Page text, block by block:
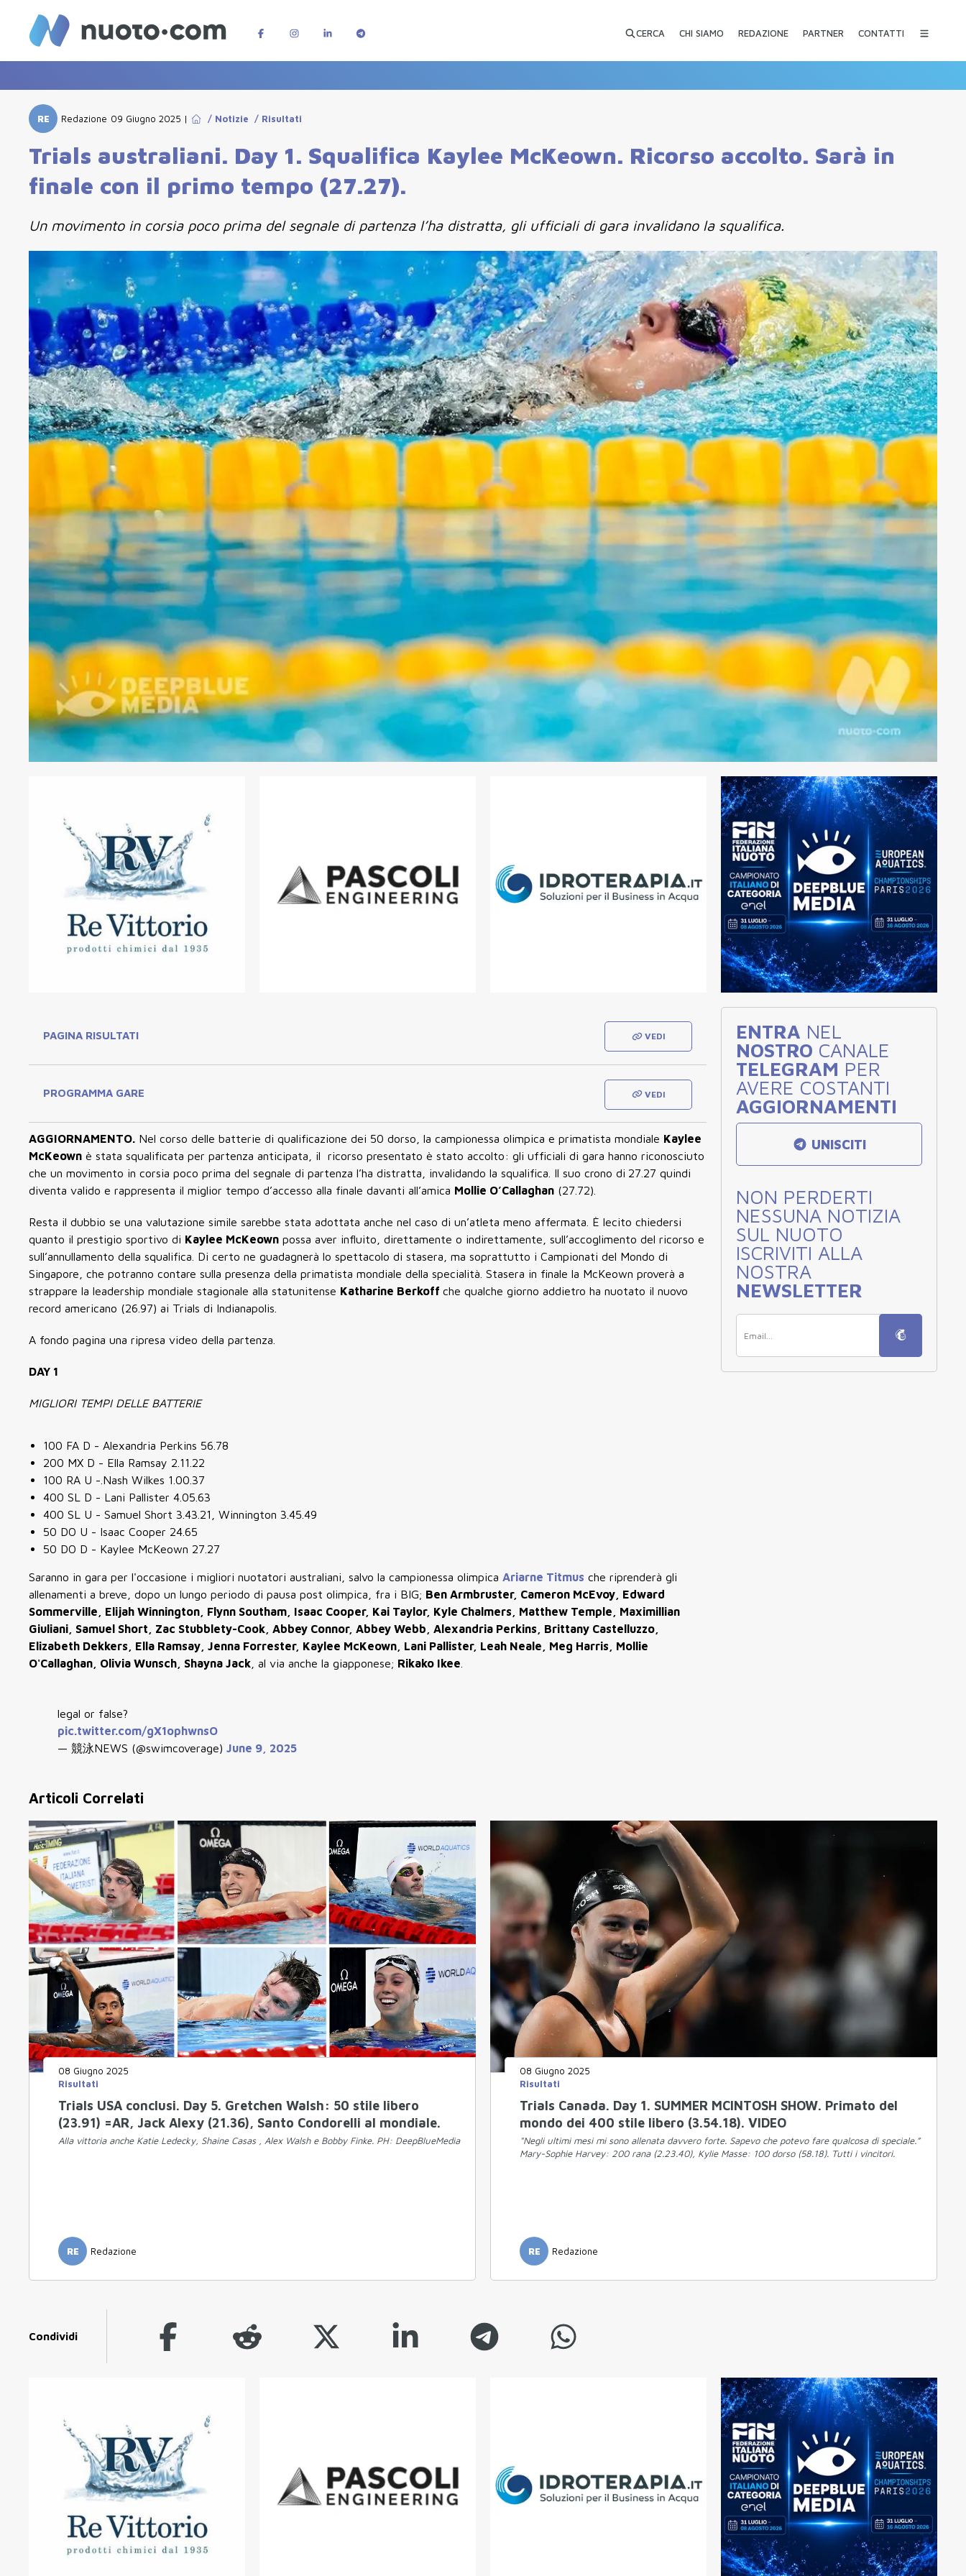
CERCA CHI SIAMO REDAZIONE PARTNER CONTATTI
RE Redazione 09 Giugno 2025 | / Notizie / Risultati
Trials australiani. Day 1. Squalifica Kaylee McKeown. Ricorso accolto. Sarà in
finale con il primo tempo (27.27).
Un movimento in corsia poco prima del segnale di partenza l’ha distratta, gli ufficiali di gara invalidano la squalifica.
PAGINA RISULTATI VEDI
PROGRAMMA GARE VEDI
AGGIORNAMENTO. Nel corso delle batterie di qualificazione dei 50 dorso, la campionessa olimpica e primatista mondiale Kaylee
McKeown è stata squalificata per partenza anticipata, il ricorso presentato è stato accolto: gli ufficiali di gara hanno riconosciuto
che un movimento in corsia poco prima del segnale di partenza l’ha distratta, invalidando la squalifica. Il suo crono di 27.27 quindi
diventa valido e rappresenta il miglior tempo d’accesso alla finale davanti all’amica Mollie O’Callaghan (27.72).
Resta il dubbio se una valutazione simile sarebbe stata adottata anche nel caso di un’atleta meno affermata. È lecito chiedersi
quanto il prestigio sportivo di Kaylee McKeown possa aver influito, direttamente o indirettamente, sull’accoglimento del ricorso e
sull’annullamento della squalifica. Di certo ne guadagnerà lo spettacolo di stasera, ma soprattutto i Campionati del Mondo di
Singapore, che potranno contare sulla presenza della primatista mondiale della specialità. Stasera in finale la McKeown proverà a
strappare la leadership mondiale stagionale alla statunitense Katharine Berkoff che qualche giorno addietro ha nuotato il nuovo
record americano (26.97) ai Trials di Indianapolis.
A fondo pagina una ripresa video della partenza.
DAY 1
MIGLIORI TEMPI DELLE BATTERIE
100 FA D - Alexandria Perkins 56.78
200 MX D - Ella Ramsay 2.11.22
100 RA U -.Nash Wilkes 1.00.37
400 SL D - Lani Pallister 4.05.63
400 SL U - Samuel Short 3.43.21, Winnington 3.45.49
50 DO U - Isaac Cooper 24.65
50 DO D - Kaylee McKeown 27.27
Saranno in gara per l'occasione i migliori nuotatori australiani, salvo la campionessa olimpica Ariarne Titmus che riprenderà gli
allenamenti a breve, dopo un lungo periodo di pausa post olimpica, fra i BIG; Ben Armbruster, Cameron McEvoy, Edward
Sommerville, Elijah Winnington, Flynn Southam, Isaac Cooper, Kai Taylor, Kyle Chalmers, Matthew Temple, Maximillian
Giuliani, Samuel Short, Zac Stubblety-Cook, Abbey Connor, Abbey Webb, Alexandria Perkins, Brittany Castelluzzo,
Elizabeth Dekkers, Ella Ramsay, Jenna Forrester, Kaylee McKeown, Lani Pallister, Leah Neale, Meg Harris, Mollie
O'Callaghan, Olivia Wunsch, Shayna Jack , al via anche la giapponese; Rikako Ikee
legal or false?
pic.twitter.com/gX1ophwnsO
— 競泳NEWS (@swimcoverage) June 9, 2025
ENTRA NEL
NOSTRO CANALE
TELEGRAM PER
AVERE COSTANTI
AGGIORNAMENTI
UNISCITI
NON PERDERTI
NESSUNA NOTIZIA
SUL NUOTO
ISCRIVITI ALLA
NOSTRA
NEWSLETTER
Articoli Correlati
08 Giugno 2025
Risultati
Trials USA conclusi. Day 5. Gretchen Walsh: 50 stile libero
(23.91) =AR, Jack Alexy (21.36), Santo Condorelli al mondiale.
Alla vittoria anche Katie Ledecky, Shaine Casas , Alex Walsh e Bobby Finke. PH: DeepBlueMedia
RE Redazione
08 Giugno 2025
Risultati
Trials Canada. Day 1. SUMMER MCINTOSH SHOW. Primato del
mondo dei 400 stile libero (3.54.18). VIDEO
"Negli ultimi mesi mi sono allenata davvero forte. Sapevo che potevo fare qualcosa di speciale.”
Mary-Sophie Harvey: 200 rana (2.23.40), Kylie Masse: 100 dorso (58.18). Tutti i vincitori.
RE Redazione
Condividi